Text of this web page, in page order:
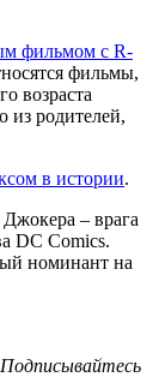
фильмом с R-
фильмы,
возраста
из родителей,
в истории.
– врага
DC Comics.
номинант на